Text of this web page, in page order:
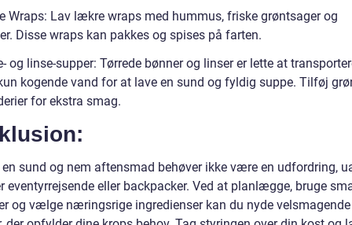
Wraps: Lav lækre wraps med hummus, friske grøntsager og
Disse wraps kan pakkes og spises på farten.
og linse-supper: Tørrede bønner og linser er lette at
kogende vand for at lave en sund og fyldig suppe. Tilføj
for ekstra smag.
sund og nem aftensmad behøver ikke være en udfordring,
eventyrrejsende eller backpacker. Ved at planlægge, bruge
og vælge næringsrige ingredienser kan du nyde velsmagende